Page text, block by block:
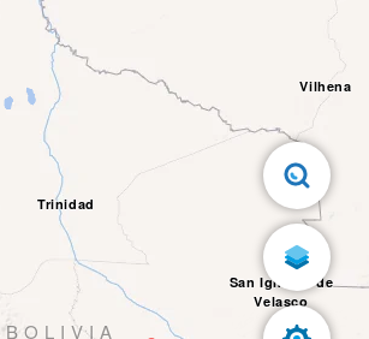
Trinidad
BOLIVIA
Vilhena
San Ignacio de
Velasco